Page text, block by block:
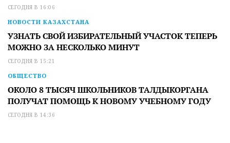
СЕГОДНЯ В 16:06
НОВОСТИ КАЗАХСТАНА
УЗНАТЬ СВОЙ ИЗБИРАТЕЛЬНЫЙ УЧАСТОК ТЕПЕРЬ
МОЖНО ЗА НЕСКОЛЬКО МИНУТ
СЕГОДНЯ В 15:21
ОБЩЕСТВО
ОКОЛО 8 ТЫСЯЧ ШКОЛЬНИКОВ ТАЛДЫКОРГАНА
ПОЛУЧАТ ПОМОЩЬ К НОВОМУ УЧЕБНОМУ ГОДУ
СЕГОДНЯ В 14:36